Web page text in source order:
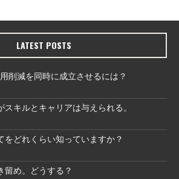
LATEST POSTS
削減を同時に成立させるには？
キルとキャリアは与えられる。
をどれくらい知っていますか？
留め。どうする？